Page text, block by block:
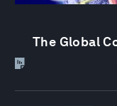
The Global